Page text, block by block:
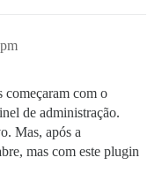
começaram com o
de administração.
Mas, após a
mas com este plugin